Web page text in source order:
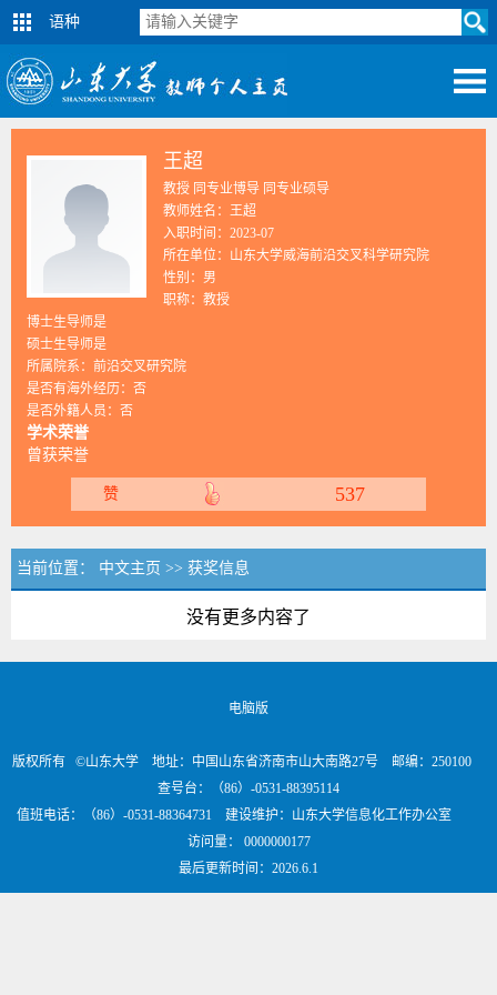
语种
王超
教授 同专业博导 同专业硕导
教师姓名：王超
入职时间：2023-07
所在单位：山东大学威海前沿交叉科学研究院
性别：男
职称：教授
博士生导师是
硕士生导师是
所属院系：前沿交叉研究院
是否有海外经历：否
是否外籍人员：否
学术荣誉
曾获荣誉
赞 537
当前位置： 中文主页 >> 获奖信息
没有更多内容了
电脑版
版权所有 ©山东大学 地址：中国山东省济南市山大南路27号 邮编：250100
查号台：（86）-0531-88395114
值班电话：（86）-0531-88364731 建设维护：山东大学信息化工作办公室
访问量： 0000000177
最后更新时间： 2026.6.1